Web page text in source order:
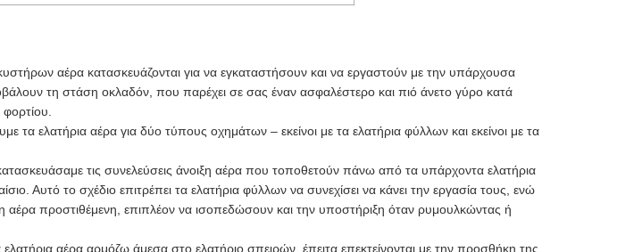
αέρα κατασκευάζονται για να εγκαταστήσουν και να εργαστούν με την υπάρχουσα
τη στάση οκλαδόν, που παρέχει σε σας έναν ασφαλέστερο και πιό άνετο γύρο κατά
ελατήρια αέρα για δύο τύπους οχημάτων – εκείνοι με τα ελατήρια φύλλων και εκείνοι με τα
τις συνελεύσεις άνοιξη αέρα που τοποθετούν πάνω από τα υπάρχοντα ελατήρια
Αυτό το σχέδιο επιτρέπει τα ελατήρια φύλλων να συνεχίσει να κάνει την εργασία τους, ενώ
αέρα προστιθέμενη, επιπλέον να ισοπεδώσουν και την υποστήριξη όταν ρυμουλκώντας ή
αέρα αρμόζω άμεσα στο ελατήριο σπειρών, έπειτα επεκτείνονται με την προσθήκη της